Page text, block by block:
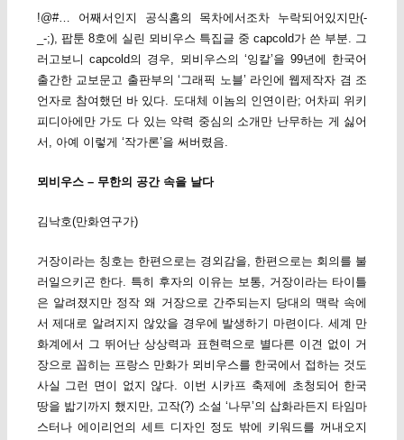
!@#… 어째서인지 공식홈의 목차에서조차 누락되어있지만(-
_-;), 팝툰 8호에 실린 뫼비우스 특집글 중 capcold가 쓴 부분. 그
러고보니 capcold의 경우, 뫼비우스의 ‘잉칼’을 99년에 한국어
출간한 교보문고 출판부의 ‘그래픽 노블’ 라인에 웹제작자 겸 조
언자로 참여했던 바 있다. 도대체 이놈의 인연이란; 어차피 위키
피디아에만 가도 다 있는 약력 중심의 소개만 난무하는 게 싫어
서, 아예 이렇게 ‘작가론’을 써버렸음.
뫼비우스 – 무한의 공간 속을 날다
김낙호(만화연구가)
거장이라는 칭호는 한편으로는 경외감을, 한편으로는 회의를 불
러일으키곤 한다. 특히 후자의 이유는 보통, 거장이라는 타이틀
은 알려졌지만 정작 왜 거장으로 간주되는지 당대의 맥락 속에
서 제대로 알려지지 않았을 경우에 발생하기 마련이다. 세계 만
화계에서 그 뛰어난 상상력과 표현력으로 별다른 이견 없이 거
장으로 꼽히는 프랑스 만화가 뫼비우스를 한국에서 접하는 것도
사실 그런 면이 없지 않다. 이번 시카프 축제에 초청되어 한국
땅을 밟기까지 했지만, 고작(?) 소설 ‘나무’의 삽화라든지 타임마
스터나 에이리언의 세트 디자인 정도 밖에 키워드를 꺼내오지